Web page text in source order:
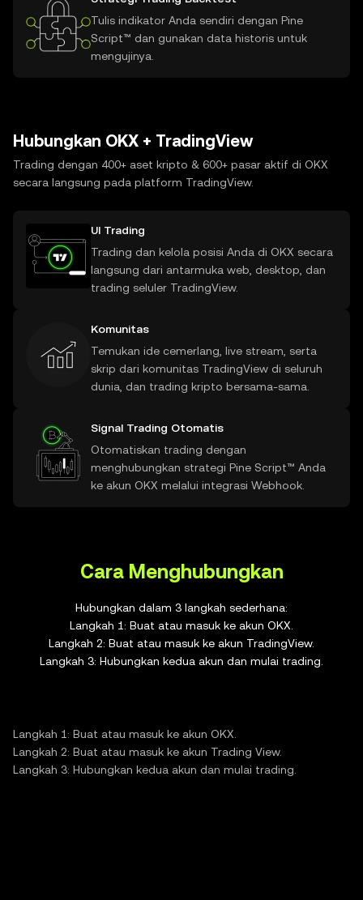
Tulis indikator Anda sendiri dengan Pine
Script™ dan gunakan data historis untuk
mengujinya.
Hubungkan OKX + TradingView
Trading dengan 400+ aset kripto & 600+ pasar aktif di OKX
secara langsung pada platform TradingView.
UI Trading
Trading dan kelola posisi Anda di OKX secara
langsung dari antarmuka web, desktop, dan
trading seluler TradingView.
Komunitas
Temukan ide cemerlang, live stream, serta
skrip dari komunitas TradingView di seluruh
dunia, dan trading kripto bersama-sama.
Signal Trading Otomatis
Otomatiskan trading dengan
menghubungkan strategi Pine Script™ Anda
ke akun OKX melalui integrasi Webhook.
Cara Menghubungkan
Hubungkan dalam 3 langkah sederhana:
Langkah 1: Buat atau masuk ke akun OKX.
Langkah 2: Buat atau masuk ke akun TradingView.
Langkah 3: Hubungkan kedua akun dan mulai trading.
Langkah 1: Buat atau masuk ke akun OKX.
Langkah 2: Buat atau masuk ke akun Trading View.
Langkah 3: Hubungkan kedua akun dan mulai trading.